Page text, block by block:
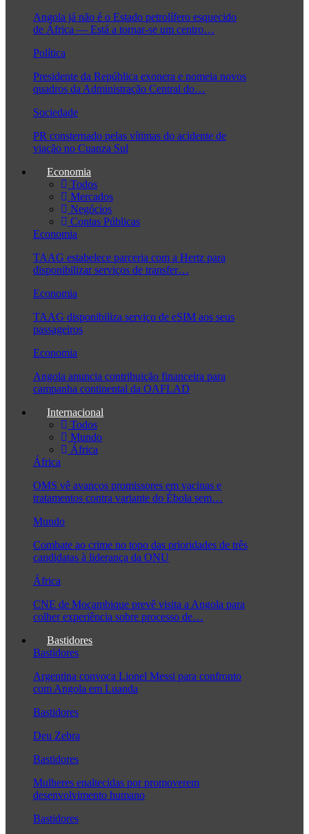
Angola já não é o Estado petrolífero esquecido
de África — Está a tornar-se um centro…
Política
Presidente da República exonera e nomeia novos
quadros da Administração Central do…
Sociedade
PR consternado pelas vítimas do acidente de
viação no Cuanza Sul
Economia
Todos
Mercados
Negócios
Contas Públicas
Economia
TAAG estabelece parceria com a Hertz para
disponibilizar serviços de transfer…
Economia
TAAG disponibiliza serviço de eSIM aos seus
passageiros
Economia
Angola anuncia contribuição financeira para
campanha continental da OAFLAD
Internacional
Todos
Mundo
África
África
OMS vê avanços promissores em vacinas e
tratamentos contra variante do Ébola sem…
Mundo
Combate ao crime no topo das prioridades de três
candidatas à liderança da ONU
África
CNE de Moçambique prevê visita a Angola para
colher experiência sobre processo de…
Bastidores
Bastidores
Argentina convoca Lionel Messi para confronto
com Angola em Luanda
Bastidores
Deu Zebra
Bastidores
Mulheres enaltecidas por promoverem
desenvolvimento humano
Bastidores